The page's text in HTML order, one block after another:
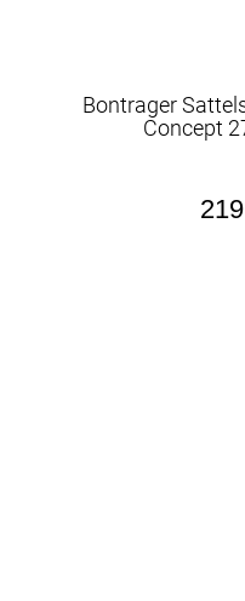
Bontrager
Concept